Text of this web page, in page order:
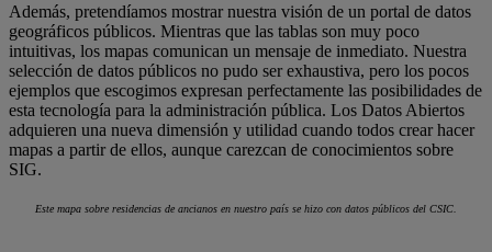
Además, pretendíamos mostrar nuestra visión de un portal de datos
geográficos públicos. Mientras que las tablas son muy poco
intuitivas, los mapas comunican un mensaje de inmediato. Nuestra
selección de datos públicos no pudo ser exhaustiva, pero los pocos
ejemplos que escogimos expresan perfectamente las posibilidades de
esta tecnología para la administración pública. Los Datos Abiertos
adquieren una nueva dimensión y utilidad cuando todos crear hacer
mapas a partir de ellos, aunque carezcan de conocimientos sobre
SIG.
Este mapa sobre residencias de ancianos en nuestro país se hizo con datos públicos del CSIC.